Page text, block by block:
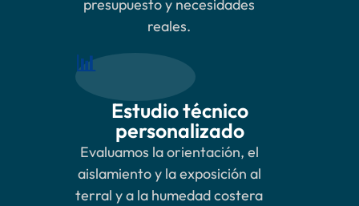
presupuesto y necesidades
reales.
📊
Estudio técnico
personalizado
Evaluamos la orientación, el
aislamiento y la exposición al
terral y a la humedad costera